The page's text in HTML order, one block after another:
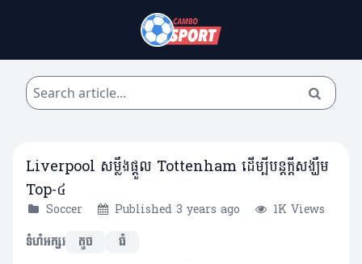
Liverpool សម្លឹងផ្តួល Tottenham ដើម្បីបន្តក្តីសង្ឃឹម
Top-៤
Soccer Published 3 years ago
1K Views
ទំហំអក្សរ
តូច ធំ